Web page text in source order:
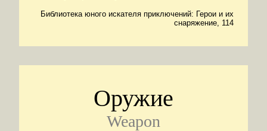
Библиотека юного искателя приключений: Герои и их
снаряжение, 114
Оружие
Weapon